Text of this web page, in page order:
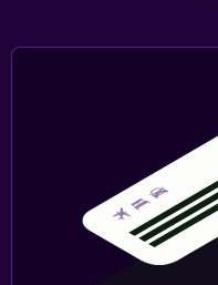
Çamaşırhane
Bebek veya çocuk bakımı
Bebek yatağı
Çocuk menüsü